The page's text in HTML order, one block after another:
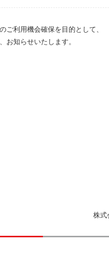
利用機会確保を目的として、
お知らせいたします。
株式